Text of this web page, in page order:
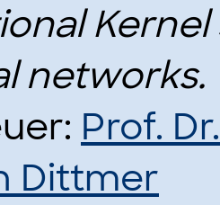
networks.
Prof.
Dittmer